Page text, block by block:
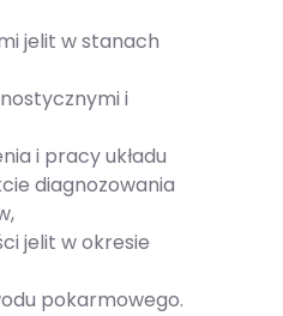
jelit w stanach
i
i pracy układu
diagnozowania
jelit w okresie
pokarmowego.